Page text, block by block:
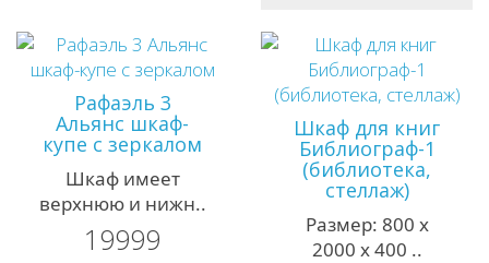
Рафаэль 3
Альянс шкаф-
купе с зеркалом
Шкаф имеет
верхнюю и нижн..
19999
Шкаф для книг
Библиограф-1
(библиотека,
стеллаж)
Размер: 800 х
2000 х 400 ..